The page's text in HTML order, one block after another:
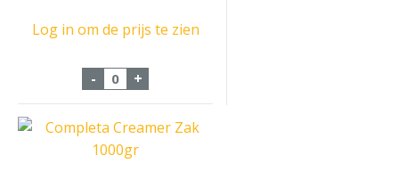
Log in om de prijs te zien
- Completa Creamer Zak 8x1Kg aantal
+